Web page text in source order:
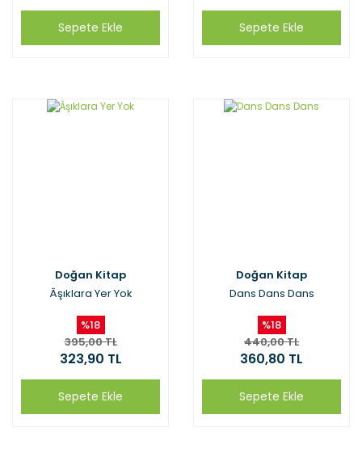
Sepete Ekle Sepete Ekle
Doğan Kitap
Âşıklara Yer Yok
%18
395,00 TL
323,90 TL
Sepete Ekle
Doğan Kitap
Dans Dans Dans
%18
440,00 TL
360,80 TL
Sepete Ekle